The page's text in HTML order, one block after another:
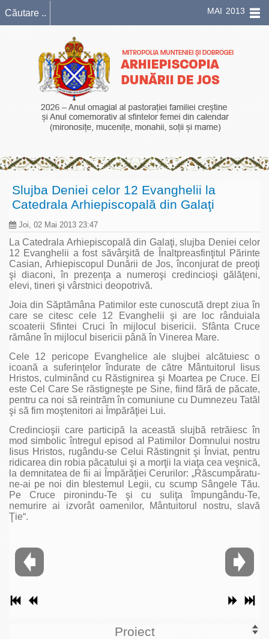
MAI 2013
Slujba Deniei celor 12 Evanghelii la
Catedrala Arhiepiscopală din Galaţi
Joi, 02 Mai 2013 23:47
La Catedrala Arhiepiscopală din Galaţi, slujba Deniei celor
12 Evanghelii a fost săvârşită de Înaltpreasfinţitul Părinte
Casian, Arhiepiscopul Dunării de Jos, înconjurat de preoţi
şi diaconi, în prezenţa a numeroşi credincioşi gălăţeni,
elevi, tineri şi vârstnici deopotrivă.
Joia din Săptămâna Patimilor este cunoscută drept ziua în
care se citesc cele 12 Evanghelii şi are loc rânduiala
scoaterii Sfintei Cruci în mijlocul bisericii. Sfânta Cruce
rămâne în mijlocul bisericii până în Vinerea Mare.
Cele 12 pericope Evanghelice ale slujbei alcătuiesc o
icoană a suferinţelor îndurate de către Mântuitorul Iisus
Hristos, culminând cu Răstignirea şi Moartea pe Cruce. El
este Cel Care Se răstigneşte pe Sine, fiind fără de păcate,
pentru ca noi să reintrăm în comuniune cu Dumnezeu Tatăl
şi să fim moştenitori ai Împărăţiei Lui.
Credincioşii care participă la această slujbă retrăiesc în
mod simbolic întregul episod al Patimilor Domnului nostru
Iisus Hristos, rugându-se Celui Răstingnit şi Înviat, pentru
ridicarea din robia păcatului şi a morţii la viaţa cea veşnică,
la demnitatea de fii ai Împărăţiei Cerurilor: „Răscumpăratu-
ne-ai pe noi din blestemul Legii, cu scump Sângele Tău.
Pe Cruce pironindu-Te şi cu suliţa împungându-Te,
nemurire ai izvorât oamenilor, Mântuitorul nostru, slavă
Ţie“.
Proiect